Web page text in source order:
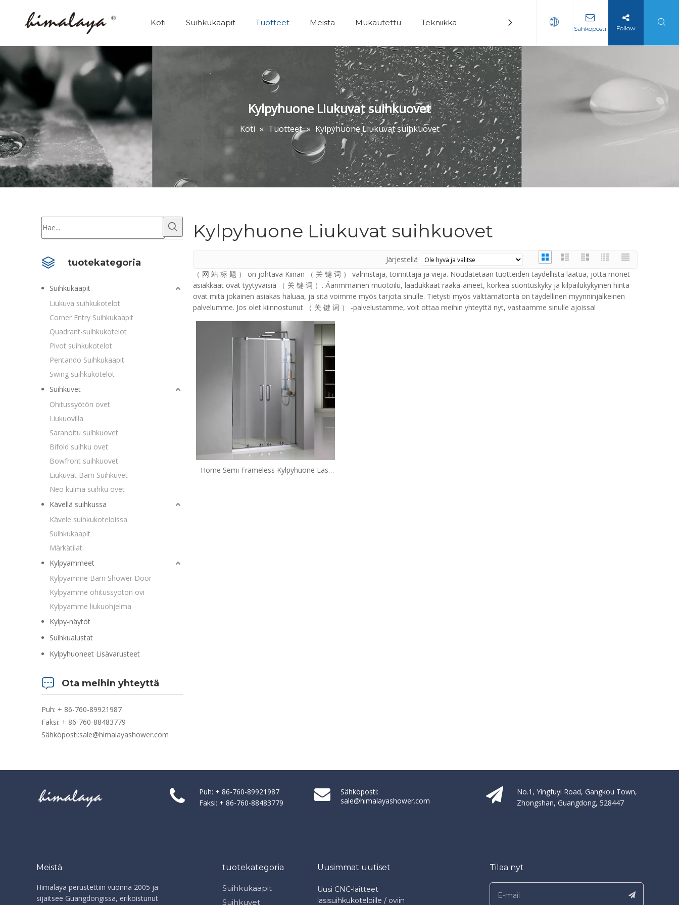
Koti Suihkukaapit Tuotteet Meistä Mukautettu Tekniikka Ottaa yhteyttä
Sähköposti Follow
Kylpyhuone Liukuvat suihkuovet
Koti » Tuotteet » Kylpyhuone Liukuvat suihkuovet
tuotekategoria
Suihkukaapit
Liukuva suihkukotelot
Corner Entry Suihkukaapit
Quadrant-suihkukotelot
Pivot suihkukotelot
Pentando Suihkukaapit
Swing suihkukotelot
Suihkuvet
Ohitussyötön ovet
Liukuovilla
Saranoitu suihkuovet
Bifold suihku ovet
Bowfront suihkuovet
Liukuvat Barn Suihkuvet
Neo kulma suihku ovet
Kävellä suihkussa
Kävele suihkukoteloissa
Suihkukaapit
Märkätilat
Kylpyammeet
Kylpyamme Barn Shower Door
Kylpyamme ohitussyötön ovi
Kylpyamme liukuohjelma
Kylpy-näytöt
Suihkualustat
Kylpyhuoneet Lisävarusteet
Ota meihin yhteyttä
Puh: + 86-760-89921987
Faksi: + 86-760-88483779
Sähköposti:sale@himalayashower.com
Kylpyhuone Liukuvat suihkuovet
Järjestellä
（ 网 站 标 题 ） on johtava Kiinan （ 关 键 词 ） valmistaja, toimittaja ja viejä. Noudatetaan tuotteiden täydellistä laatua, jotta monet
asiakkaat ovat tyytyväisiä （ 关 键 词 ）. Äärimmäinen muotoilu, laadukkaat raaka-aineet, korkea suorituskyky ja kilpailukykyinen hinta
ovat mitä jokainen asiakas haluaa, ja sitä voimme myös tarjota sinulle. Tietysti myös välttämätöntä on täydellinen myynninjälkeinen
palvelumme. Jos olet kiinnostunut （ 关 键 词 ） -palvelustamme, voit ottaa meihin yhteyttä nyt, vastaamme sinulle ajoissa!
Home Semi Frameless Kylpyhuone Lasi
Puh: + 86-760-89921987
Faksi: + 86-760-88483779
Sähköposti:
sale@himalayashower.com
No.1, Yingfuyi Road, Gangkou Town,
Zhongshan, Guangdong, 528447
Meistä
Himalaya perustettiin vuonna 2005 ja
sijaitsee Guangdongissa, erikoistunut
tuotekategoria
Suihkukaapit
Suihkuvet
Uusimmat uutiset
Uusi CNC-laitteet
lasisuihkukoteloille / oviin
Tilaa nyt